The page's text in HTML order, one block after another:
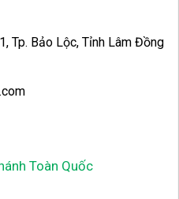
Tp. Bảo Lộc, Tỉnh Lâm Đồng
Toàn Quốc